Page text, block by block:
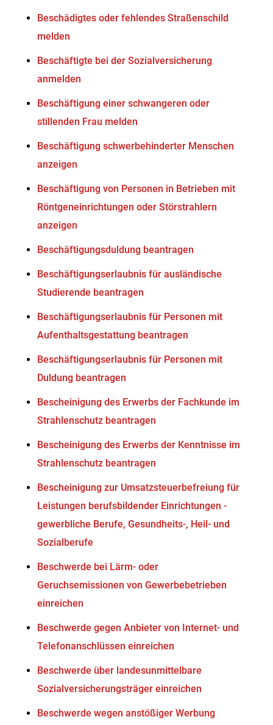
Beschädigtes oder fehlendes Straßenschild
melden
Beschäftigte bei der Sozialversicherung
anmelden
Beschäftigung einer schwangeren oder
stillenden Frau melden
Beschäftigung schwerbehinderter Menschen
anzeigen
Beschäftigung von Personen in Betrieben mit
Röntgeneinrichtungen oder Störstrahlern
anzeigen
Beschäftigungsduldung beantragen
Beschäftigungserlaubnis für ausländische
Studierende beantragen
Beschäftigungserlaubnis für Personen mit
Aufenthaltsgestattung beantragen
Beschäftigungserlaubnis für Personen mit
Duldung beantragen
Bescheinigung des Erwerbs der Fachkunde im
Strahlenschutz beantragen
Bescheinigung des Erwerbs der Kenntnisse im
Strahlenschutz beantragen
Bescheinigung zur Umsatzsteuerbefreiung für
Leistungen berufsbildender Einrichtungen -
gewerbliche Berufe, Gesundheits-, Heil- und
Sozialberufe
Beschwerde bei Lärm- oder
Geruchsemissionen von Gewerbebetrieben
einreichen
Beschwerde gegen Anbieter von Internet- und
Telefonanschlüssen einreichen
Beschwerde über landesunmittelbare
Sozialversicherungsträger einreichen
Beschwerde wegen anstößiger Werbung